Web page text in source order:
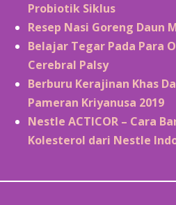
Probiotik Siklus
Resep Nasi Goreng Daun
Belajar Tegar Pada Para
Cerebral Palsy
Berburu Kerajinan Khas
Pameran Kriyanusa 2019
Nestle ACTICOR – Cara
Kolesterol dari Nestle